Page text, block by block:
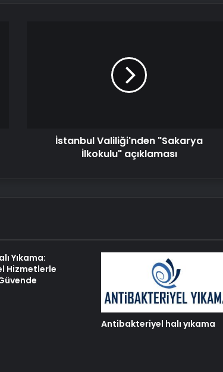
Buharlı Koltuk Yıkama: Temizlikte
Yenilikçi Çözüm
Petmona : Kedi Maması ve Köpek
Eşya Depolama ile Güvenli ve
İklimlendirmeli Saklama Rehberi
Ortopodoloji İle Diyabetik Ayak
İstanbul Valiliği'nden "Sakarya
İlkokulu" açıklaması
Yıkama:
Hizmetlerle
Antibakteriyel halı yıkama